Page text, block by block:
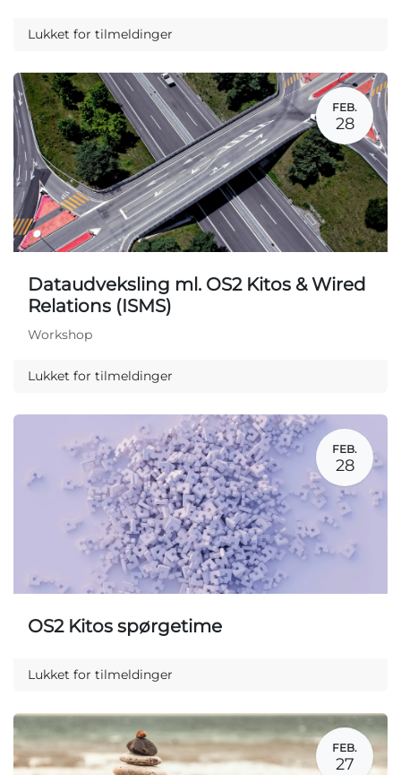
Lukket for tilmeldinger
FEB.
28
Dataudveksling ml. OS2 Kitos & Wired
Relations (ISMS)
Workshop
Lukket for tilmeldinger
FEB.
28
OS2 Kitos spørgetime
Lukket for tilmeldinger
FEB.
27